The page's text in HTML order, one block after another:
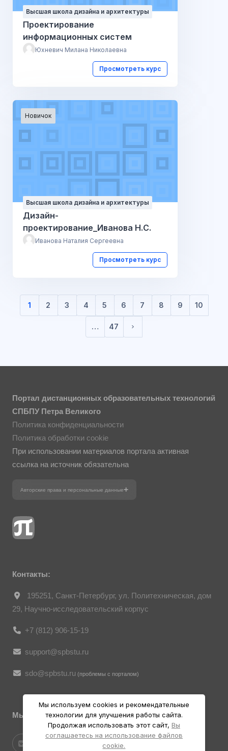
Высшая школа дизайна и архитектуры
Проектирование
информационных систем
Юхневич Милана Николаевна
Просмотреть курс
Новичок
Высшая школа дизайна и архитектуры
Дизайн-
проектирование_Иванова Н.С.
Иванова Наталия Сергеевна
Просмотреть курс
1
(текущая)
2 3 4 5 6 7 8 9 10
… 47
Следующая страница
Портал дистанционных образовательных технологий
СПБПУ Петра Великого
Политика конфиденциальности
Политика обработки cookie
При использовании материалов портала активная
ссылка на источник обязательна
Авторские права и персональные данные
Фотографии размещены с согласия
о персональных данных. Согласно
гражданина», все фотоматериалы
Контакты:
195251, Санкт-Петербург, ул. Политехническая, дом
29, Научно-исследовательский корпус
+7 (812) 906-15-19
support@spbstu.ru
sdo@spbstu.ru (проблемы с порталом)
Мы в социальных ресурсах
Мы используем cookies и рекомендательные
технологии для улучшения работы сайта.
Продолжая использовать этот сайт, Вы
соглашаетесь на использование файлов
cookie.